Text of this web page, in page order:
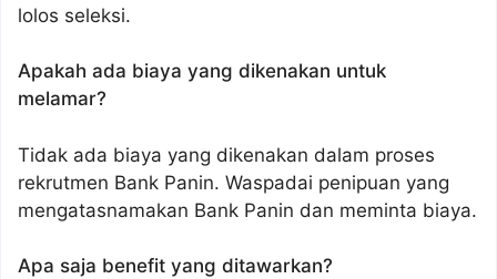
lolos seleksi.
Apakah ada biaya yang dikenakan untuk
melamar?
Tidak ada biaya yang dikenakan dalam proses
rekrutmen Bank Panin. Waspadai penipuan yang
mengatasnamakan Bank Panin dan meminta biaya.
Apa saja benefit yang ditawarkan?